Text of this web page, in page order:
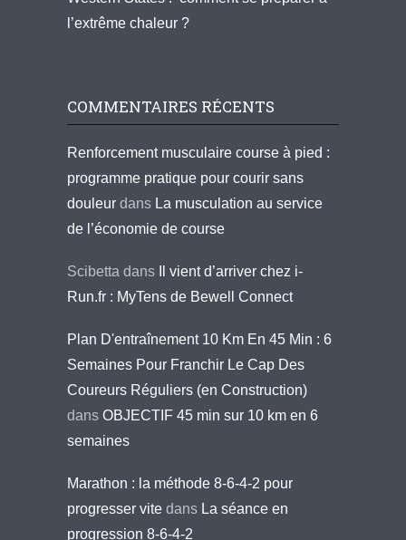
l’extrême chaleur ?
COMMENTAIRES RÉCENTS
Renforcement musculaire course à pied :
programme pratique pour courir sans
douleur dans La musculation au service
de l’économie de course
Scibetta dans
Il vient d’arriver chez i-
Run.fr : MyTens de Bewell Connect
Plan D'entraînement 10 Km En 45 Min : 6
Semaines Pour Franchir Le Cap Des
Coureurs Réguliers (en Construction)
dans OBJECTIF 45 min sur 10 km en 6
semaines
Marathon : la méthode 8-6-4-2 pour
progresser vite dans La séance en
progression 8-6-4-2